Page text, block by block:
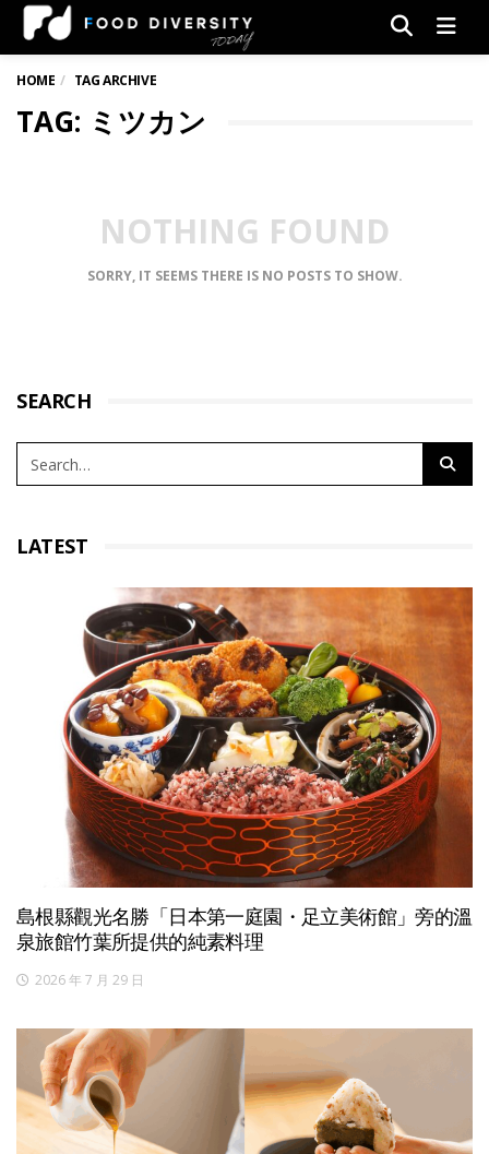
HOME TAG ARCHIVE
TAG: ミツカン
NOTHING FOUND
SORRY, IT SEEMS THERE IS NO POSTS TO SHOW.
SEARCH
LATEST
島根縣觀光名勝「日本第一庭園・足立美術館」旁的溫
泉旅館竹葉所提供的純素料理
2026 年 7 月 29 日